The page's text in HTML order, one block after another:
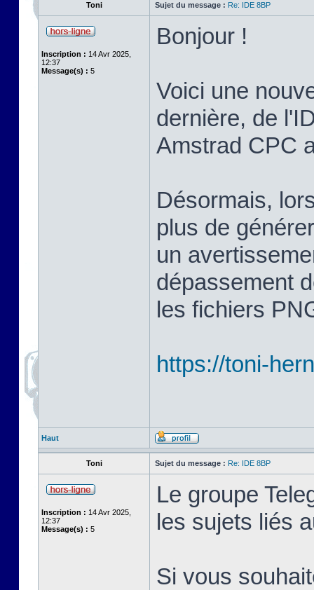
Toni Sujet du message : Re: IDE 8BP
Inscription : 14 Avr 2025,
12:37
Message(s) : 5
Bonjour !
Voici une
dernière, de
Amstrad CPC
Désormais,
plus de
un
dépassement
les fichiers
https://toni-
Haut
Toni Sujet du message : Re: IDE 8BP
Inscription : 14 Avr 2025,
12:37
Message(s) : 5
Le groupe
les sujets liés
Si vous